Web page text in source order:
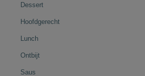
Dessert
Hoofdgerecht
Lunch
Ontbijt
Saus